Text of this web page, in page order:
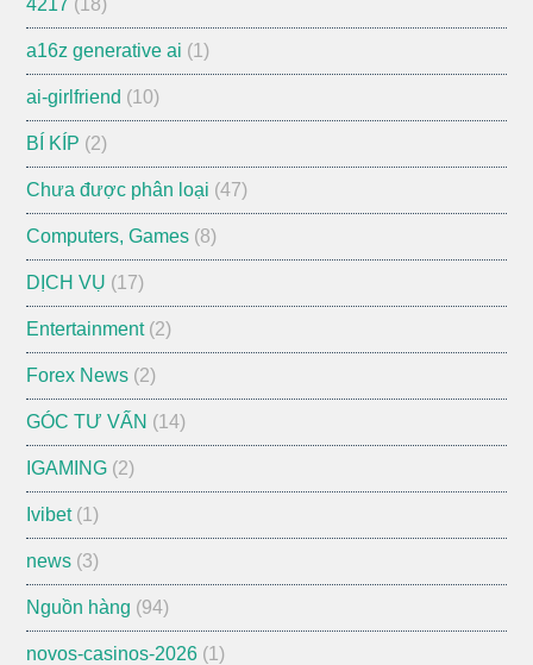
a16z generative ai (1)
ai-girlfriend (10)
BÍ KÍP (2)
Chưa được phân loại (47)
Computers, Games (8)
DỊCH VỤ (17)
Entertainment(2)
Forex News (2)
GÓC TƯ VẤN (14)
IGAMING (2)
Ivibet(1)
news (3)
Nguồn hàng (94)
novos-casinos-2026 (1)